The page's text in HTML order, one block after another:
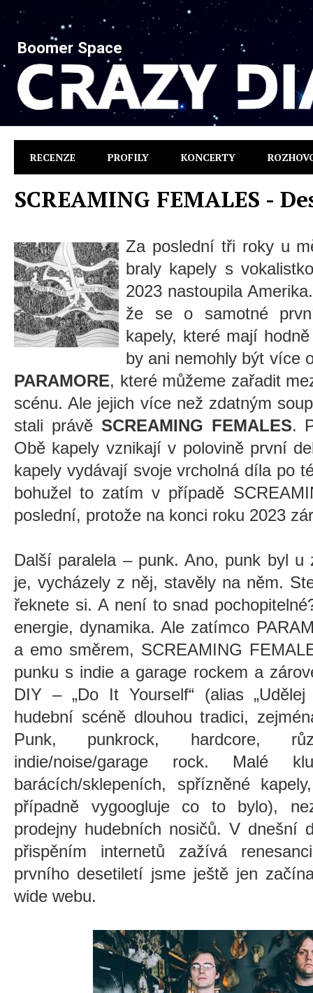
Boomer Space
RECENZE PROFILY KONCERTY
SCREAMING FEMALES -
Za poslední tři roky u
braly kapely s
2023 nastoupila
že se o samotné
kapely, které mají
by ani nemohly být více
PARAMORE, které můžeme zařadit
scénu. Ale jejich více než zdatným
stali právě SCREAMING FEMALES.
Obě kapely vznikají v polovině první
kapely vydávají svoje vrcholná díla po
bohužel to zatím v případě
poslední, protože na konci roku 2023
Další paralela – punk. Ano, punk byl u
je, vycházely z něj, stavěly na něm.
řeknete si. A není to snad
energie, dynamika. Ale zatímco
a emo směrem, SCREAMING
punku s indie a garage rockem a
DIY – „Do It Yourself“ (alias
hudební scéně dlouhou tradici,
Punk, punkrock, hardcore,
indie/noise/garage rock. Malé
barácích/sklepeních, spřízněné
případně vygoogluje co to bylo),
prodejny hudebních nosičů. V dnešní
přispěním internetů zažívá
prvního desetiletí jsme ještě jen
wide webu.